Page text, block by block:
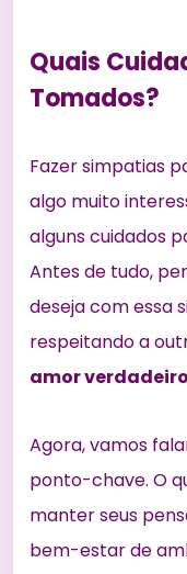
Quais
Tomados?
Fazer simpatias
algo muito
alguns cuidados
Antes de tudo,
deseja com essa
respeitando a
amor
Agora, vamos
ponto-chave. O
manter seus
bem-estar de